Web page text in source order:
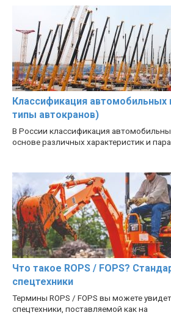
Классификация автомобильных
типы автокранов)
В России классификация
основе различных характеристик и
Что такое ROPS / FOPS?
спецтехники
Термины ROPS / FOPS вы можете
спецтехники, поставляемой как на